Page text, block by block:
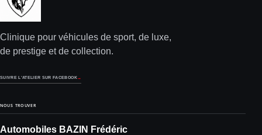
Clinique pour véhicules de sport, de luxe,
de prestige et de collection.
SUIVRE L’ATELIER SUR FACEBOOK→
NOUS TROUVER
Automobiles BAZIN Frédéric